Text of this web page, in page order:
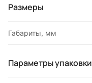
Размеры
Габариты, мм
Параметры упаковки